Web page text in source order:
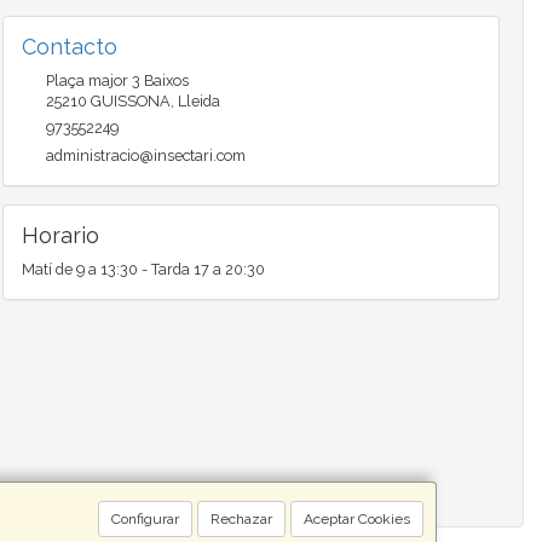
Configurar Rechazar Aceptar Cookies
Contacto
Plaça major 3 Baixos
25210 GUISSONA, Lleida
973552249
administracio@insectari.com
Horario
Matí de 9 a 13:30 - Tarda 17 a 20:30